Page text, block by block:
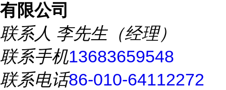
有限公司
联系人 李先生（经理）
联系手机13683659548
联系电话86-010-64112272